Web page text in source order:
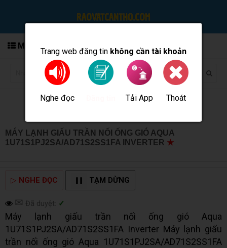
Trang web đăng tin không cần tài khoản
Nghe đọc Tải App Thoát
MENU
MÁY LẠNH GIẤU TRẦN NỐI ỐNG GIÓ AQUA
1U71S1PJ2SA/AD71S2SS1FA INVERTER ★
▷ NGHE ĐỌC TẠM DỪNG
✉ Đã duyệt: ✓
Máy lạnh giấu trần nối ống gió Aqua
1U71S1PJ2SA/AD71S2SS1FA Inverter Máy lạnh giấu
trần nối ống gió Aqua 1U71S1PJ2SA/AD71S2SS1FA